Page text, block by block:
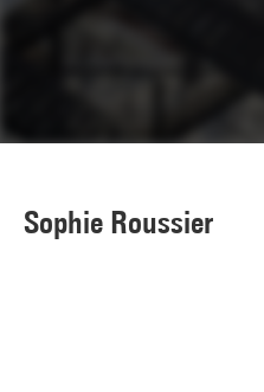
Sophie Roussier